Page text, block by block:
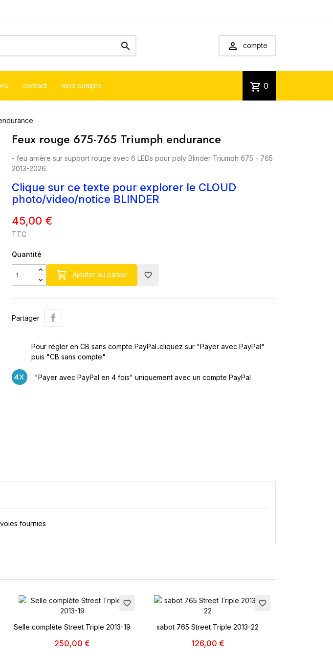
  compte
contact mon compte shopping_cart 0
Feux rouge 675-765 Triumph endurance
- feu arrière sur support rouge avec 6 LEDs pour poly Blinder Triumph 675 - 765
2013-2026.
Clique sur ce texte pour explorer le CLOUD
photo/video/notice BLINDER
45,00 €
TTC
Quantité
 Ajouter au panier favorite_border
Partager
Pour régler en CB sans compte PayPal..cliquez sur "Payer avec PayPal"
puis "CB sans compte"
"Payer avec PayPal en 4 fois" uniquement avec un compte PayPal
fournies
favorite_border
Selle complète Street Triple 2013-19
250,00 €
favorite_border
sabot 765 Street Triple 2013-22
126,00 €